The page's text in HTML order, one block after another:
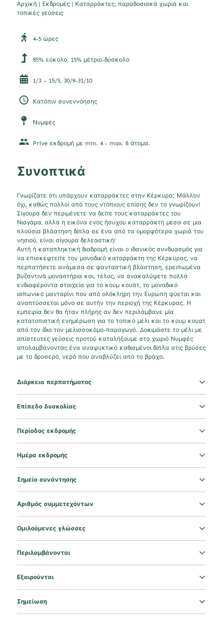
Αρχική | Εκδρομές| Καταρράκτες, παραδοσιακά χωριά και
τοπικές γεύσεις
4-5 ώρες
85% εύκολο, 15% μέτριο-δύσκολο
1/3 – 15/5, 30/9-31/10
Κατόπιν συνεννόησης
Νυμφές
Prive εκδρομή με min. 4 - max. 8 άτομα.
Συνοπτικά
Γνωρίζατε ότι υπάρχουν καταρράκτες στην Κέρκυρα; Μάλλον
όχι, καθώς πολλοί από τους ντόπιους επίσης δεν το γνωρίζουν!
Σίγουρα δεν περιμένετε να δείτε τους καταρράκτες του
Νιαγάρα, αλλά η εικόνα ενός ήσυχου καταρράκτη μέσα σε μια
πλούσια βλάστηση δίπλα σε ένα από τα ομορφότερα χωριά του
νησιού, είναι σίγουρα δελεαστική!
Αυτή ή καταπληκτική διαδρομή είναι ο ιδανικός συνδυασμός για
να επισκεφτείτε τον μοναδικό καταρράκτη της Κέρκυρας, να
περπατήσετε ανάμεσα σε φανταστική βλάστηση, ερειπωμένα
βυζαντινά μοναστήρια και, τέλος, να ανακαλύψετε πολλά
ενδιαφέροντα στοιχεία για το κουμ κουάτ, το μοναδικό
ιαπωνικό μανταρίνι που από ολόκληρη την Ευρώπη φύεται και
αναπτύσσεται μόνο σε αυτήν την περιοχή της Κέρκυρας. Η
εμπειρία δεν θα ήταν πλήρης αν δεν περιλάμβανε μία
κατατοπιστική ενημέρωση για το τοπικό μέλι και το κουμ κουατ
από τον ίδιο τον μελισσοκόμο-παραγωγό. Δοκιμάστε το μέλι με
απίστευτες γεύσεις προτού καταλήξουμε στο χωριό Νυμφές
απολαμβάνοντας ένα αναψυκτικό καθισμένοι δίπλα στις βρύσες
με το δροσερό, νερό που αναβλύζει από το βράχο.
Διάρκεια περπατήματος
Επίπεδο δυσκολίας
Περίοδος εκδρομής
Ημέρα εκδρομής
Σημείο συνάντησης
Αριθμός συμμετεχόντων
Ομιλούμενες γλώσσες
Περιλαμβάνονται
Εξαιρούνται
Σημείωση